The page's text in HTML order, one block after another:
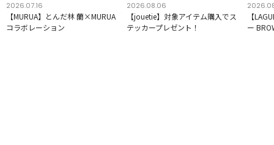
2026.07.16
【MURUA】とんだ林 蘭×MURUA
コラボレーション
2026.08.06
【jouetie】対象アイテム購入でス
テッカープレゼント！
【
ー